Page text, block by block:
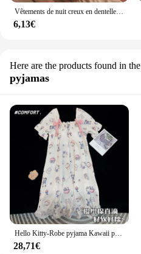
Vêtements de nuit creux en dentelle pour femmes, sous-vêtements sans entrejambe sexy, costume Teddy Baby Butter, soutien-gorge en V profond, ensemble de lingerie porno, 7.0
6,13€
Here are the products found in the
pyjamas
Hello Kitty-Robe pyjama Kawaii pour femme, pyjama à manches courtes, vêtements de nuit avec soutien-gorge, jolie chemise de nuit Anime, Y2k, été, nouveau
28,71€